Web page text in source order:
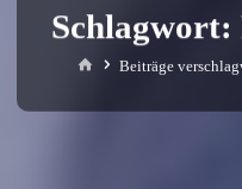
Schlagwort:
StartBeiträge